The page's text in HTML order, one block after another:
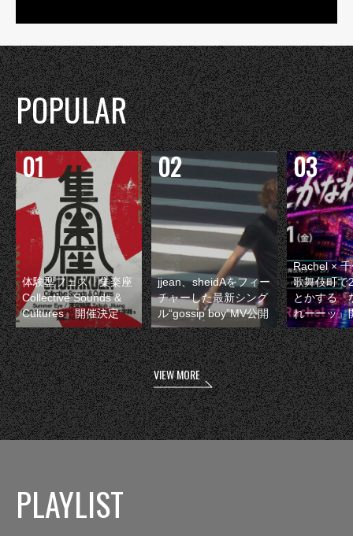
POPULAR
体験型フェス『集楽座
Collective Sounds &
Cultures』開催決定
jjean、sheidAをフィー
チャーした最新シング
ル“gossip boy”MV公開
Rachel ×
歌舞伎町で
とかする『
れーーッ』
VIEW MORE
PLAYLIST